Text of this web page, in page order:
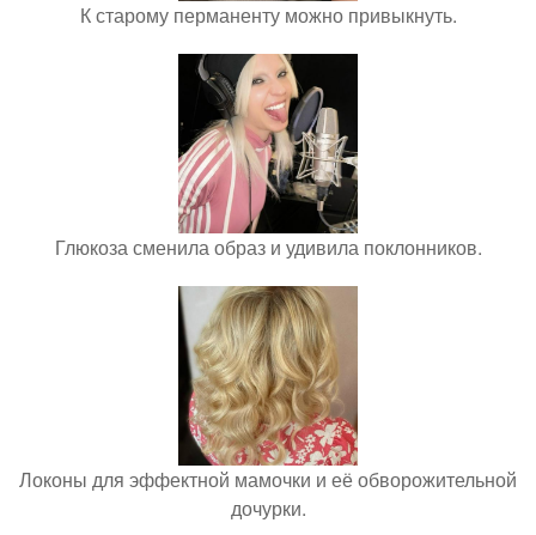
К старому перманенту можно привыкнуть.
Глюкоза сменила образ и удивила поклонников.
Локоны для эффектной мамочки и её обворожительной
дочурки.